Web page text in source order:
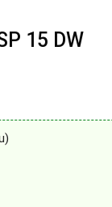
15 DW